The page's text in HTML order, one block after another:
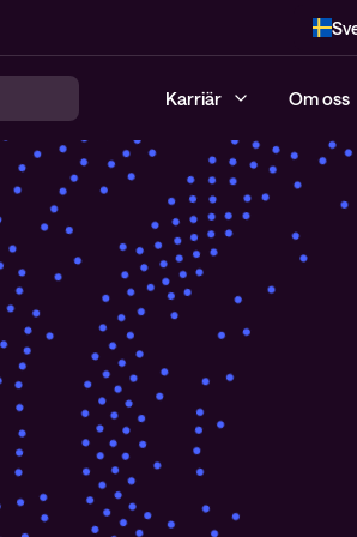
Karriär Om oss